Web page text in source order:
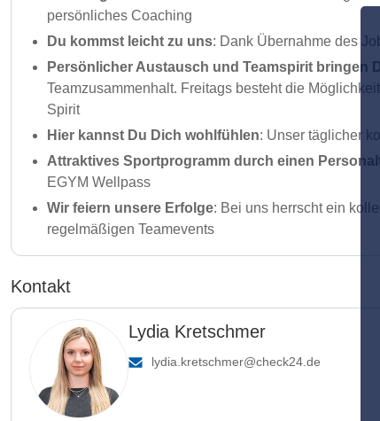
persönliches Coaching
Du kommst leicht zu uns: Dank Übernahme des
Persönlicher Austausch und Teamspirit bringen
Teamzusammenhalt. Freitags besteht die
Spirit
Hier kannst Du Dich wohlfühlen: Unser täglicher
Attraktives Sportprogramm durch einen
EGYM Wellpass
Wir feiern unsere Erfolge: Bei uns herrscht ein
regelmäßigen Teamevents
Kontakt
Lydia Kretschmer
lydia.kretschmer@check24.de